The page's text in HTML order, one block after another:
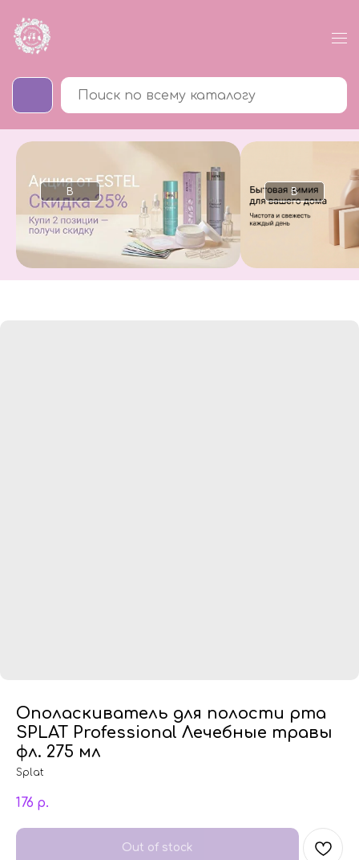
В
каталог
В
каталог
Ополаскиватель для полости рта
SPLAT Professional Лечебные травы
фл. 275 мл
Splat
176 р.
Out of stock